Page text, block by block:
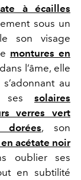
à écailles
sous un
son visage
montures en
l’âme, elle
au
ses solaires
verres vert
, son
acétate noir
oublier ses
en subtilité